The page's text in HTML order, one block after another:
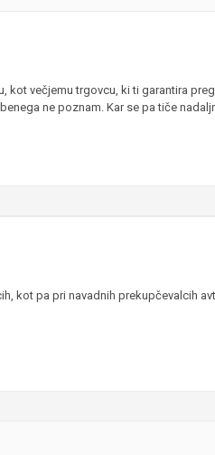
kot večjemu trgovcu, ki ti garantira
ne poznam. Kar se pa tiče
kot pa pri navadnih prekupčevalcih